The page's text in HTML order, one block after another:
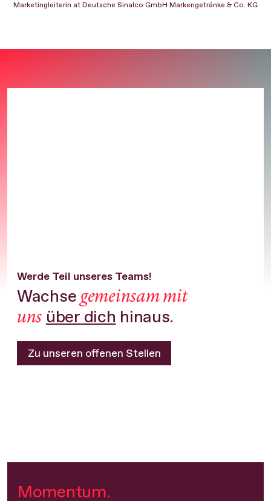
Marketingleiterin at Deutsche Sinalco GmbH Markengetränke & Co. KG
Werde Teil unseres Teams!
Wachse gemeinsam mit
uns über dich hinaus.
Zu unseren offenen Stellen
Momentum.